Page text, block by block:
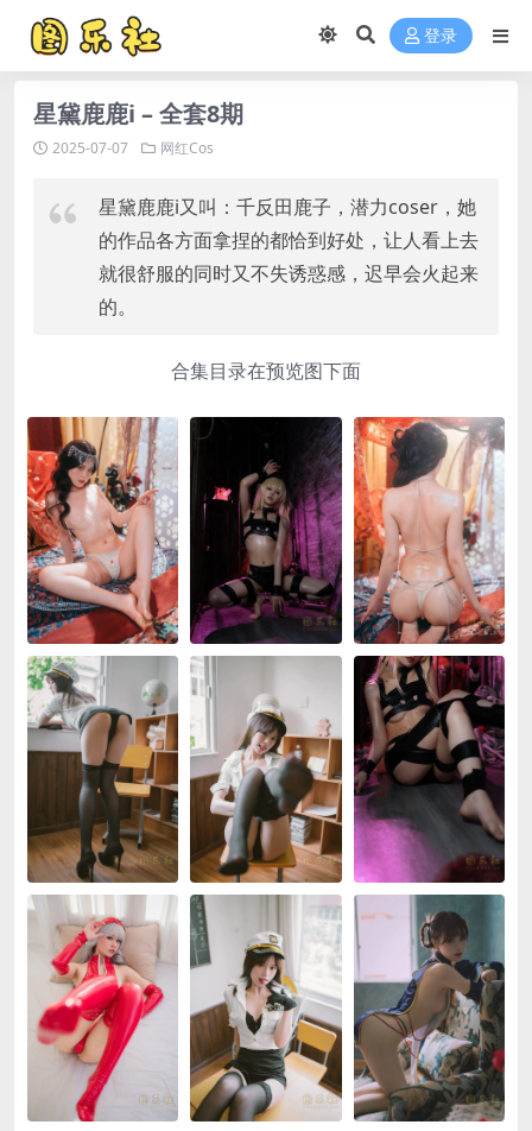
登录
星黛鹿鹿i – 全套8期
2025-07-07 网红Cos
星黛鹿鹿i又叫：千反田鹿子，潜力coser，她
的作品各方面拿捏的都恰到好处，让人看上去
就很舒服的同时又不失诱惑感，迟早会火起来
的。
合集目录在预览图下面